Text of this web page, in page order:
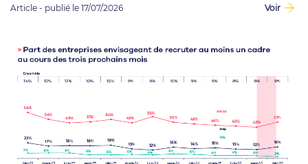
Article - publié le 17/07/2026 Voir